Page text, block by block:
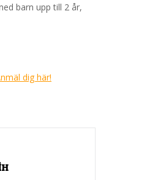
barn upp till 2 år,
dig här!